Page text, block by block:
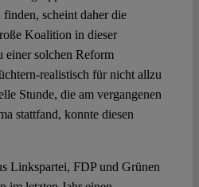
scheint daher die
Koalition in dieser
einer solchen Reform
realistisch für nicht allzu
Stunde, die am vergangenen
stattfand, konnte diesen
Linkspartei, FDP und Grünen